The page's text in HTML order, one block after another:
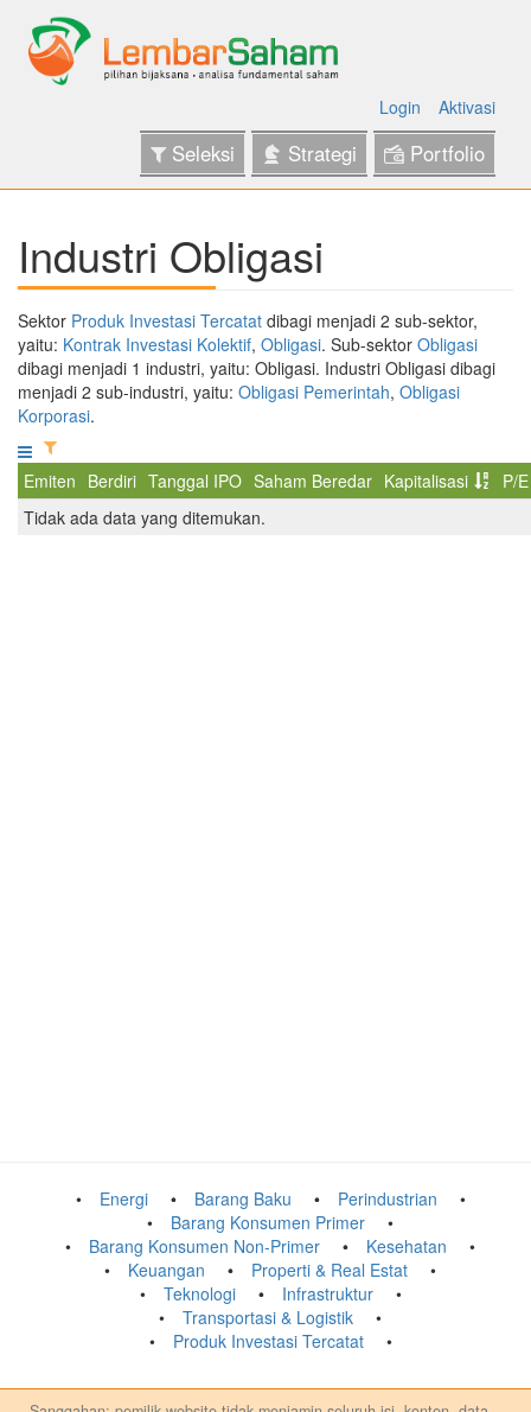
Login Aktivasi
Seleksi Strategi Portfolio
Industri Obligasi
Sektor Produk Investasi Tercatat dibagi menjadi 2 sub-sektor,
yaitu: Kontrak Investasi Kolektif, Obligasi. Sub-sektor Obligasi
dibagi menjadi 1 industri, yaitu: Obligasi. Industri Obligasi dibagi
menjadi 2 sub-industri, yaitu: Obligasi Pemerintah, Obligasi
Korporasi.
Emiten Berdiri Tanggal IPO Saham Beredar Kapitalisasi
P/E
Tidak ada data yang ditemukan.
Energi Barang Baku
Perindustrian
Barang Konsumen Primer
Barang Konsumen Non-Primer
Kesehatan
Keuangan
Properti & Real Estat
Teknologi
Infrastruktur
Transportasi & Logistik
Produk Investasi Tercatat